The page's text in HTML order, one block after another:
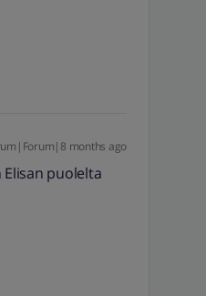
months ago
puolelta